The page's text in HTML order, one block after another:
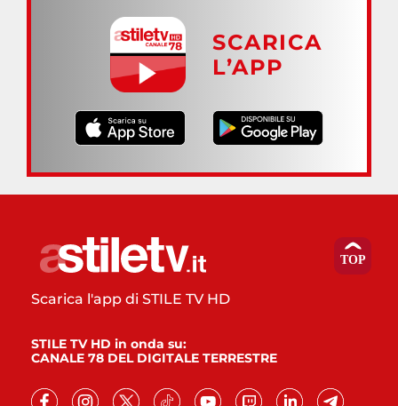
SCARICA
L’APP
Scarica l'app di STILE TV HD
STILE TV HD in onda su:
CANALE 78 DEL DIGITALE TERRESTRE